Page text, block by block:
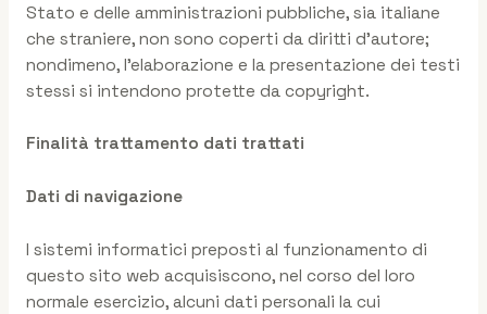
Stato e delle amministrazioni pubbliche, sia italiane
che straniere, non sono coperti da diritti d’autore;
nondimeno, l’elaborazione e la presentazione dei testi
stessi si intendono protette da copyright.
Finalità trattamento dati trattati
Dati di navigazione
I sistemi informatici preposti al funzionamento di
questo sito web acquisiscono, nel corso del loro
normale esercizio, alcuni dati personali la cui